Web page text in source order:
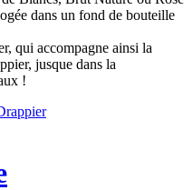
dans un fond de bouteille
qui accompagne ainsi la
jusque dans la
!